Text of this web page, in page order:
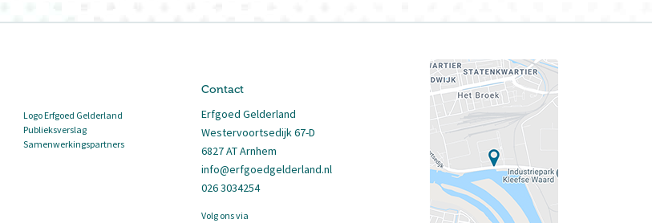
Logo Erfgoed Gelderland
Publieksverslag
Samenwerkingspartners
Contact
Erfgoed Gelderland
Westervoortsedijk 67-D
6827 AT Arnhem
info@erfgoedgelderland.nl
026 3034254
Volg ons via